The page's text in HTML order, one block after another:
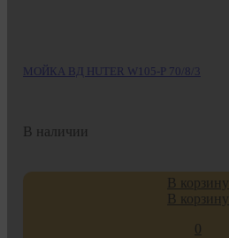
МОЙКА ВД HUTER W105-Р 70/8/3
В наличии
В корзину
В корзину
0